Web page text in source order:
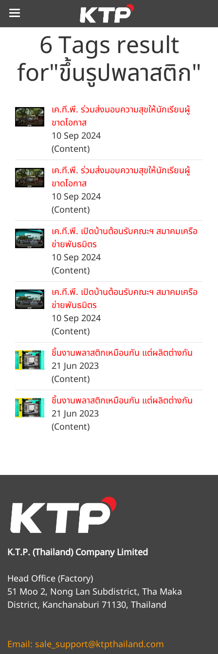
6 Tags result
for"ขึ้นรูปพลาสติก"
เค.ที.พี. ร่วมส่งมอบความสุขให้นักเรียนผู้
ขาดโอกาส
10 Sep 2024
(Content)
เค.ที.พี. ร่วมส่งมอบความสุขให้นักเรียนผู้
ขาดโอกาส
10 Sep 2024
(Content)
เค.ที.พี. เปิดบ้านต้อนรับคณะฯ สมาคมเครือ
ข่ายพันธมิตร
10 Sep 2024
(Content)
เค.ที.พี. เปิดบ้านต้อนรับคณะฯ สมาคมเครือ
ข่ายพันธมิตร
10 Sep 2024
(Content)
ชิ้นงานพลาสติกเหมือนกัน แต่ผลิตต่างกัน
21 Jun 2023
(Content)
ชิ้นงานพลาสติกเหมือนกัน แต่ผลิตต่างกัน
21 Jun 2023
(Content)
K.T.P. (Thailand) Company Limited
Head Office (Factory)
51 Moo 2, Nong Lan Subdistrict, Tha Maka
District, Kanchanaburi 71130, Thailand
Email: sale_support@ktpthailand.com